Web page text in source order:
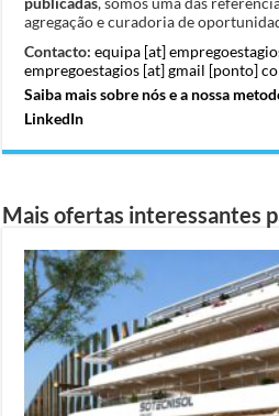
agregação e curadoria de
Contacto: equipa [at]
empregoestagios [at] gmail [ponto]
Saiba mais sobre nós e a nossa
LinkedIn
Mais ofertas interessantes